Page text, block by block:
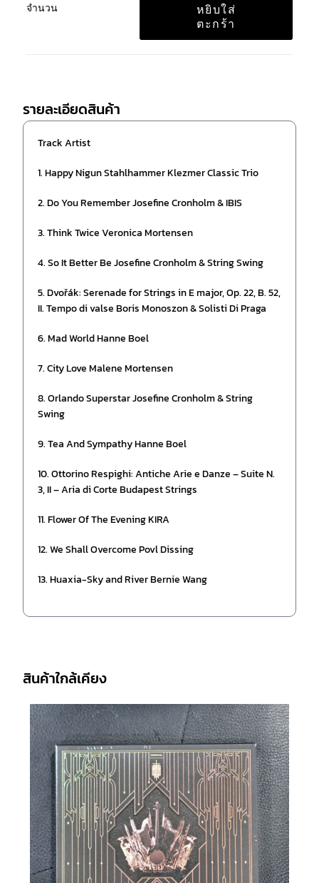
จำนวน
หยิบใส่
ตะกร้า
รายละเอียดสินค้า
Track Artist
1. Happy Nigun Stahlhammer Klezmer Classic Trio
2. Do You Remember Josefine Cronholm & IBIS
3. Think Twice Veronica Mortensen
4. So It Better Be Josefine Cronholm & String Swing
5. Dvořák: Serenade for Strings in E major, Op. 22, B. 52,
II. Tempo di valse Boris Monoszon & Solisti Di Praga
6. Mad World Hanne Boel
7. City Love Malene Mortensen
8. Orlando Superstar Josefine Cronholm & String
Swing
9. Tea And Sympathy Hanne Boel
10. Ottorino Respighi: Antiche Arie e Danze – Suite N.
3, II – Aria di Corte Budapest Strings
11. Flower Of The Evening KIRA
12. We Shall Overcome Povl Dissing
13. Huaxia-Sky and River Bernie Wang
สินค้าใกล้เคียง